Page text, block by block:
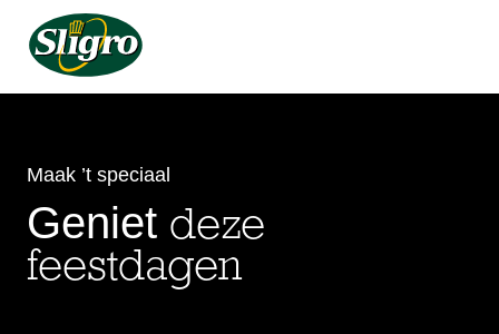
Maak ’t speciaal
Geniet deze
feestdagen